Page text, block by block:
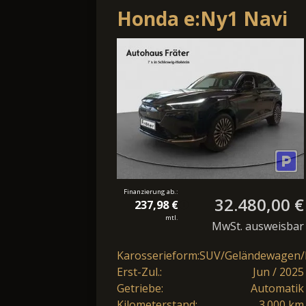
Honda e:Ny1 Navi
PDC LED Kamera
Finanzierung ab.:
237,98 €
mtl.
32.480,00 €
MwSt. ausweisbar
Karosserieform:SUV/
Erst-Zul.:
Jun / 2025
Getriebe:
Automatik